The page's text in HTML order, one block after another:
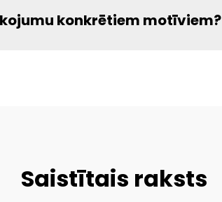
konkrētiem motīviem?
Saistītais raksts